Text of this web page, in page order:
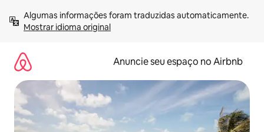
para
Mostrar idioma original
Anuncie seu espaço no Airbnb